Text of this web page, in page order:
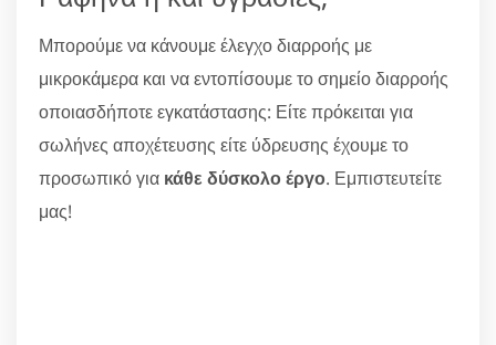
Μπορούμε να κάνουμε έλεγχο διαρροής με
μικροκάμερα και να εντοπίσουμε το σημείο διαρροής
οποιασδήποτε εγκατάστασης: Είτε πρόκειται για
σωλήνες αποχέτευσης είτε ύδρευσης έχουμε το
προσωπικό για κάθε δύσκολο έργο. Εμπιστευτείτε
μας!